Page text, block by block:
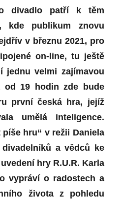
divadlo patří k těm
kde publikum znovu
v březnu 2021, pro
on-line, tu ještě
jednu velmi zajímavou
od 19 hodin zde bude
první česká hra, jejíž
umělá inteligence.
hru“ v režii Daniela
a vědců ke
hry R.U.R. Karla
vypráví o radostech a
života z pohledu